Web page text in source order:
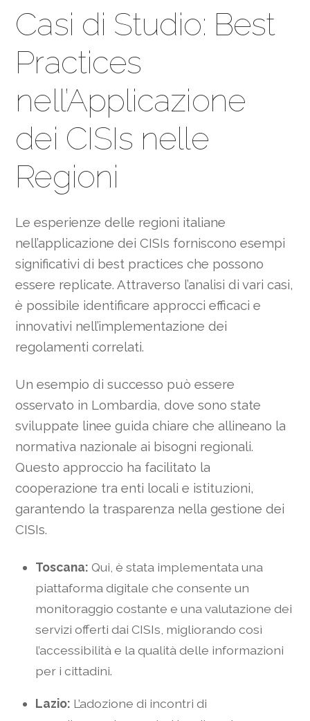
Casi di Studio: Best
Practices
nell’Applicazione
dei CISIs nelle
Regioni
Le esperienze delle regioni italiane
nell’applicazione dei CISIs forniscono esempi
significativi di best practices che possono
essere replicate. Attraverso l’analisi di vari casi,
è possibile identificare approcci efficaci e
innovativi nell’implementazione dei
regolamenti correlati.
Un esempio di successo può essere
osservato in Lombardia, dove sono state
sviluppate linee guida chiare che allineano la
normativa nazionale ai bisogni regionali.
Questo approccio ha facilitato la
cooperazione tra enti locali e istituzioni,
garantendo la trasparenza nella gestione dei
CISIs.
Toscana: Qui, è stata implementata una
piattaforma digitale che consente un
monitoraggio costante e una valutazione dei
servizi offerti dai CISIs, migliorando così
l’accessibilità e la qualità delle informazioni
per i cittadini.
Lazio: L’adozione di incontri di